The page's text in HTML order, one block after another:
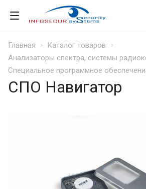
Главная
Каталог товаров
Анализаторы спектра, системы
Специальное программное
СПО Навигатор